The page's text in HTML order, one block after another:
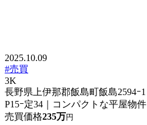
2025.10.09
#売買
3K
長野県上伊那郡飯島町飯島2594ｰ1
P15ｰ定34｜コンパクトな平屋物件
売買価格235万円